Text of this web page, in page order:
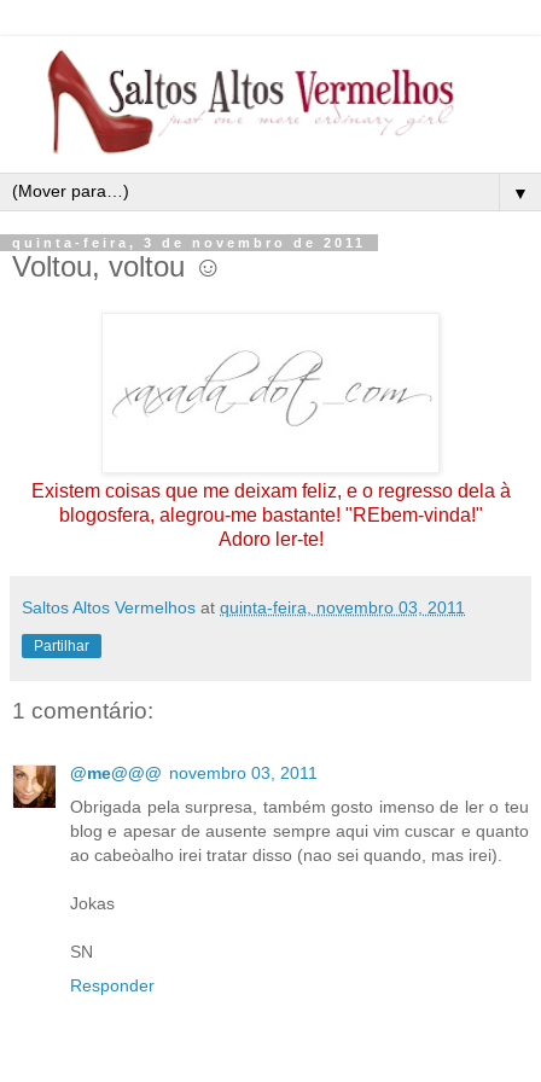
▼
quinta-feira, 3 de novembro de 2011
Voltou, voltou ☺
Existem coisas que me deixam feliz, e o regresso dela à
blogosfera, alegrou-me bastante! "REbem-vinda!"
Adoro ler-te!
Saltos Altos Vermelhos at quinta-feira, novembro 03, 2011
Partilhar
1 comentário:
@me@@@ novembro 03, 2011
Obrigada pela surpresa, também gosto imenso de ler o teu
blog e apesar de ausente sempre aqui vim cuscar e quanto
ao cabeòalho irei tratar disso (nao sei quando, mas irei).
Jokas
SN
Responder